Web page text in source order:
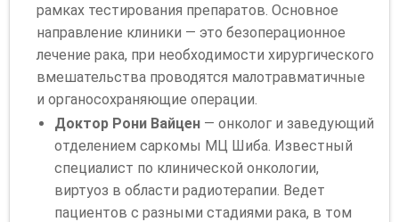
рамках тестирования препаратов. Основное
направление клиники — это безоперационное
лечение рака, при необходимости хирургического
вмешательства проводятся малотравматичные
и органосохраняющие операции.
Доктор Рони Вайцен — онколог и заведующий
отделением саркомы МЦ Шиба. Известный
специалист по клинической онкологии,
виртуоз в области радиотерапии. Ведет
пациентов с разными стадиями рака, в том